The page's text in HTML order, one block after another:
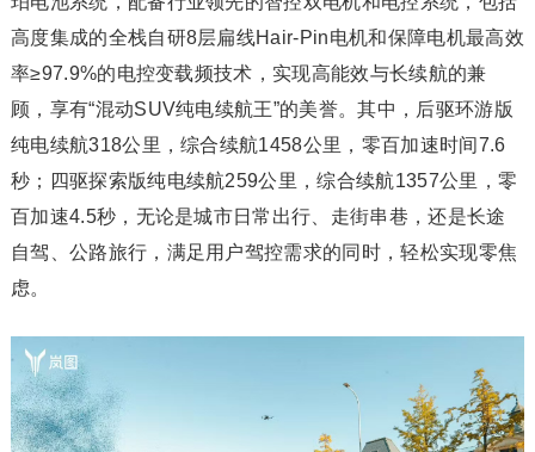
高度集成的全栈自研8层扁线Hair-Pin电机和保障电机最高效
率≥97.9%的电控变载频技术，实现高能效与长续航的兼
顾，享有“混动SUV纯电续航王”的美誉。其中，后驱环游版
纯电续航318公里，综合续航1458公里，零百加速时间7.6
秒；四驱探索版纯电续航259公里，综合续航1357公里，零
百加速4.5秒，无论是城市日常出行、走街串巷，还是长途
自驾、公路旅行，满足用户驾控需求的同时，轻松实现零焦
虑。